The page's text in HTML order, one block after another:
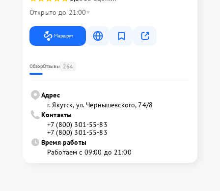
Открыто до 21:00
Маршрут
ОбзорОтзывы 264
Адрес
г. Якутск, ул. Чернышевского, 74/8
Контакты
+7 (800) 301-55-83
+7 (800) 301-55-83
Время работы
Работаем с 09:00 до 21:00